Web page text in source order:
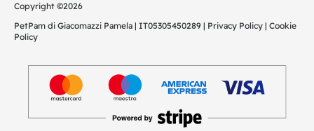
Copyright ©2026
PetPam di Giacomazzi Pamela | IT05305450289 | Privacy Policy | Cookie
Policy